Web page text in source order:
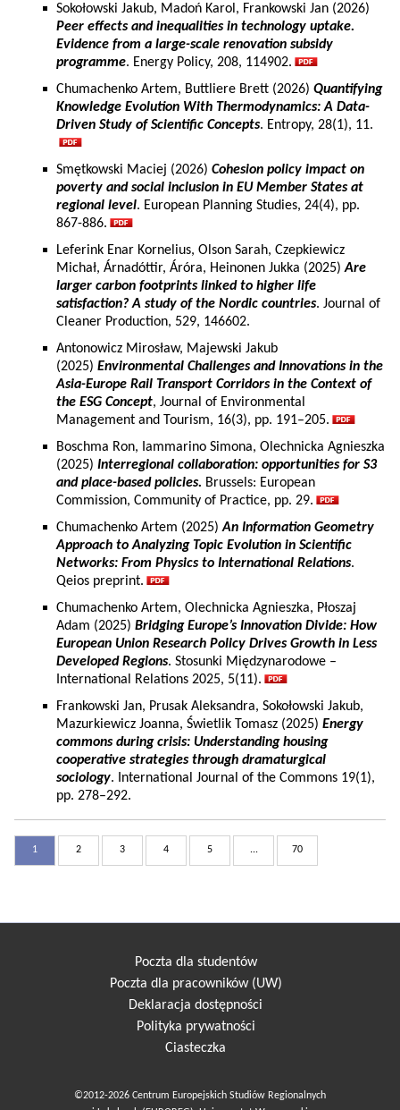
Sokołowski Jakub, Madoń Karol, Frankowski Jan (2026)
Peer effects and inequalities in technology uptake.
Evidence from a large-scale renovation subsidy
programme. Energy Policy, 208, 114902.
Chumachenko Artem, Buttliere Brett (2026) Quantifying
Knowledge Evolution With Thermodynamics: A Data-
Driven Study of Scientific Concepts. Entropy, 28(1), 11.
Smętkowski Maciej (2026) Cohesion policy impact on
poverty and social inclusion in EU Member States at
regional level. European Planning Studies, 24(4), pp.
867-886.
Leferink Enar Kornelius, Olson Sarah, Czepkiewicz
Michał, Árnadóttir, Áróra, Heinonen Jukka (2025)Are
larger carbon footprints linked to higher life
satisfaction? A study of the Nordic countries. Journal of
Cleaner Production, 529, 146602.
Antonowicz Mirosław, Majewski Jakub
(2025) Environmental Challenges and Innovations in the
Asia-Europe Rail Transport Corridors in the Context of
the ESG Concept, Journal of Environmental
Management and Tourism, 16(3), pp. 191–205.
Boschma Ron, Iammarino Simona, Olechnicka Agnieszka
(2025) Interregional collaboration: opportunities for S3
and place-based policies. Brussels: European
Commission, Community of Practice, pp. 29.
Chumachenko Artem (2025)An Information Geometry
Approach to Analyzing Topic Evolution in Scientific
Networks: From Physics to International Relations.
Qeios preprint.
Chumachenko Artem, Olechnicka Agnieszka, Płoszaj
Adam (2025) Bridging Europe’s Innovation Divide: How
European Union Research Policy Drives Growth in Less
Developed Regions. Stosunki Międzynarodowe –
International Relations 2025, 5(11).
Frankowski Jan, Prusak Aleksandra, Sokołowski Jakub,
Mazurkiewicz Joanna, Świetlik Tomasz (2025) Energy
commons during crisis: Understanding housing
cooperative strategies through dramaturgical
sociology. International Journal of the Commons 19(1),
pp. 278–292.
1 2 3 4 5 ... 70
Poczta dla studentów
Poczta dla pracowników (UW)
Deklaracja dostępności
Polityka prywatności
Ciasteczka
©2012-2026 Centrum Europejskich Studiów Regionalnych